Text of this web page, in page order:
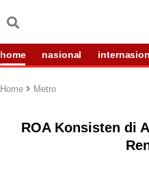
home nasional
Home Metro
ROA Konsisten di